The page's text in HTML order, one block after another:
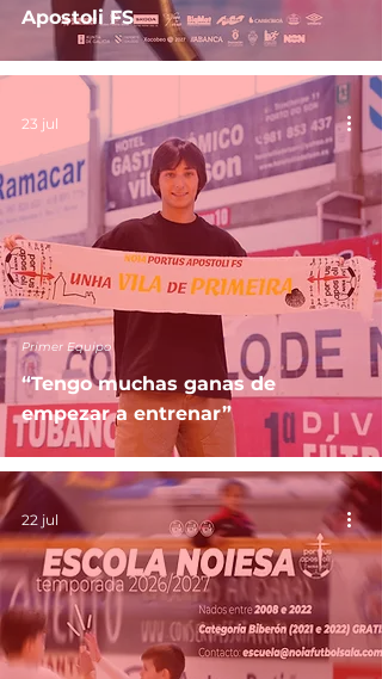
Apostoli FS
“Tengo muchas ganas de
empezar a entrenar”
Primer Equipo
23 jul
22 jul